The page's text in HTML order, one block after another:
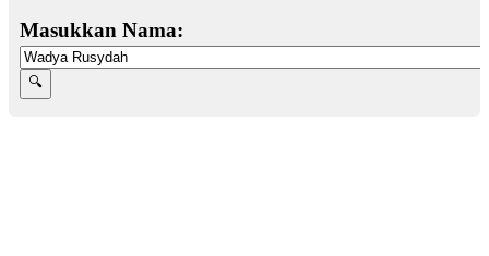
Masukkan Nama: